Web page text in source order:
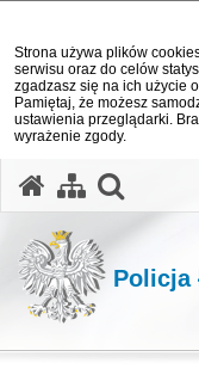
Strona używa plików
serwisu oraz do celów
zgadzasz się na ich użycie
Pamiętaj, że możesz
ustawienia przeglądarki.
wyrażenie zgody.
Policja